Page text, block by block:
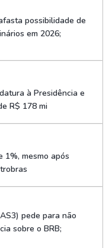
possibilidade de
em 2026;
à Presidência e
R$ 178 mi
1%, mesmo após
pede para não
sobre o BRB;